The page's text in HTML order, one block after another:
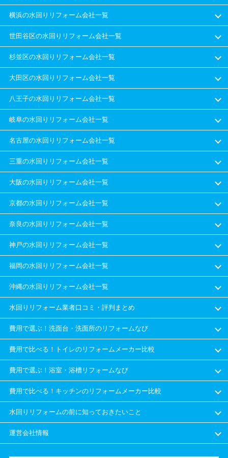
横浜の水回りリフォーム会社一覧
世田谷区の水回りリフォーム会社一覧
杉並区の水回りリフォーム会社一覧
大田区の水回りリフォーム会社一覧
八王子の水回りリフォーム会社一覧
岐阜の水回りリフォーム会社一覧
名古屋の水回りリフォーム会社一覧
三重の水回りリフォーム会社一覧
大阪の水回りリフォーム会社一覧
京都の水回りリフォーム会社一覧
奈良の水回りリフォーム会社一覧
神戸の水回りリフォーム会社一覧
福岡の水回りリフォーム会社一覧
沖縄の水回りリフォーム会社一覧
水回りリフォーム業者口コミ・評判まとめ
費用で選ぶ！洗面台・洗面所のリフォームなび
費用で比べる！トイレのリフォームメーカー比較
費用で選ぶ！浴室・浴槽リフォームなび
費用で比べる！キッチンのリフォームメーカー比較
水回りリフォームの前に知っておきたいこと
運営会社情報